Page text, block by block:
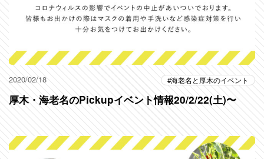
2020/02/18 海老名と厚木のイベント
厚木・海老名のPickupイベント情報20/2/22(土)〜